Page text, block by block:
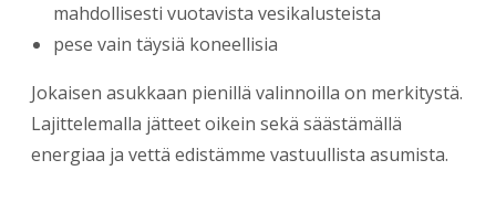
mahdollisesti vuotavista vesikalusteista
pese vain täysiä koneellisia
Jokaisen asukkaan pienillä valinnoilla on merkitystä.
Lajittelemalla jätteet oikein sekä säästämällä
energiaa ja vettä edistämme vastuullista asumista.